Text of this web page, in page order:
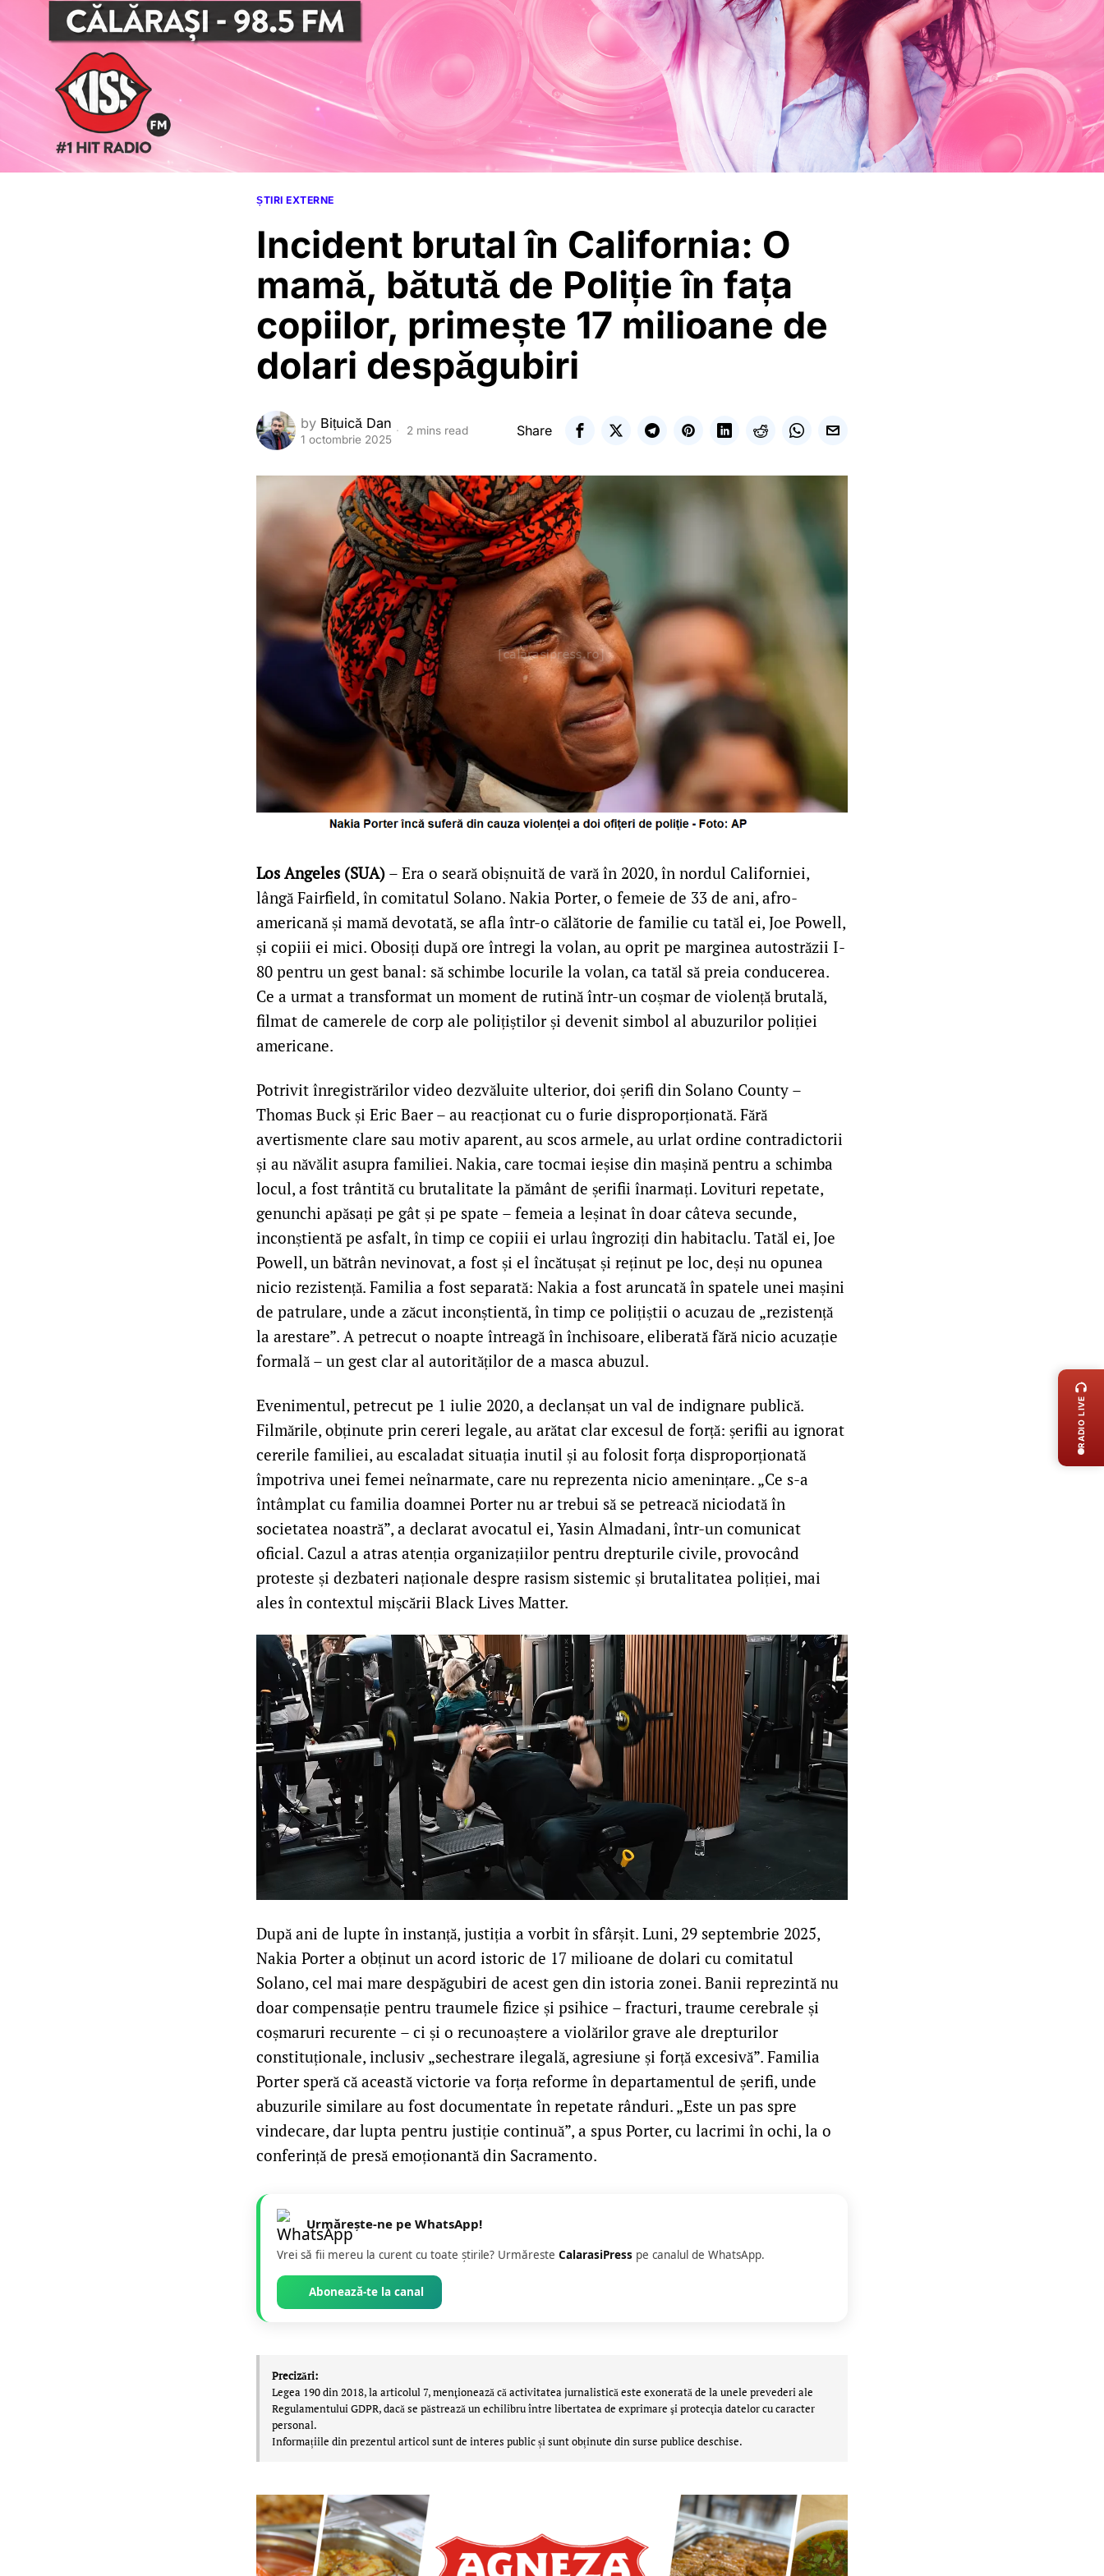
ȘTIRI EXTERNE
Incident brutal în California: O
mamă, bătută de Poliție în fața
copiilor, primește 17 milioane de
dolari despăgubiri
by Bițuică Dan
1 octombrie 2025
2 mins read Share
Los Angeles (SUA) – Era o seară obișnuită de vară în 2020, în nordul Californiei,
lângă Fairfield, în comitatul Solano. Nakia Porter, o femeie de 33 de ani, afro-
americană și mamă devotată, se afla într-o călătorie de familie cu tatăl ei, Joe Powell,
și copiii ei mici. Obosiți după ore întregi la volan, au oprit pe marginea autostrăzii I-
80 pentru un gest banal: să schimbe locurile la volan, ca tatăl să preia conducerea.
Ce a urmat a transformat un moment de rutină într-un coșmar de violență brutală,
filmat de camerele de corp ale polițiștilor și devenit simbol al abuzurilor poliției
americane.
Potrivit înregistrărilor video dezvăluite ulterior, doi șerifi din Solano County –
Thomas Buck și Eric Baer – au reacționat cu o furie disproporționată. Fără
avertismente clare sau motiv aparent, au scos armele, au urlat ordine contradictorii
și au năvălit asupra familiei. Nakia, care tocmai ieșise din mașină pentru a schimba
locul, a fost trântită cu brutalitate la pământ de șerifii înarmați. Lovituri repetate,
genunchi apăsați pe gât și pe spate – femeia a leșinat în doar câteva secunde,
inconștientă pe asfalt, în timp ce copiii ei urlau îngroziți din habitaclu. Tatăl ei, Joe
Powell, un bătrân nevinovat, a fost și el încătușat și reținut pe loc, deși nu opunea
nicio rezistență. Familia a fost separată: Nakia a fost aruncată în spatele unei mașini
de patrulare, unde a zăcut inconștientă, în timp ce polițiștii o acuzau de „rezistență
la arestare”. A petrecut o noapte întreagă în închisoare, eliberată fără nicio acuzație
formală – un gest clar al autorităților de a masca abuzul.
Evenimentul, petrecut pe 1 iulie 2020, a declanșat un val de indignare publică.
Filmările, obținute prin cereri legale, au arătat clar excesul de forță: șerifii au ignorat
cererile familiei, au escaladat situația inutil și au folosit forța disproporționată
împotriva unei femei neînarmate, care nu reprezenta nicio amenințare. „Ce s-a
întâmplat cu familia doamnei Porter nu ar trebui să se petreacă niciodată în
societatea noastră”, a declarat avocatul ei, Yasin Almadani, într-un comunicat
oficial. Cazul a atras atenția organizațiilor pentru drepturile civile, provocând
proteste și dezbateri naționale despre rasism sistemic și brutalitatea poliției, mai
ales în contextul mișcării Black Lives Matter.
După ani de lupte în instanță, justiția a vorbit în sfârșit. Luni, 29 septembrie 2025,
Nakia Porter a obținut un acord istoric de 17 milioane de dolari cu comitatul
Solano, cel mai mare despăgubiri de acest gen din istoria zonei. Banii reprezintă nu
doar compensație pentru traumele fizice și psihice – fracturi, traume cerebrale și
coșmaruri recurente – ci și o recunoaștere a violărilor grave ale drepturilor
constituționale, inclusiv „sechestrare ilegală, agresiune și forță excesivă”. Familia
Porter speră că această victorie va forța reforme în departamentul de șerifi, unde
abuzurile similare au fost documentate în repetate rânduri. „Este un pas spre
vindecare, dar lupta pentru justiție continuă”, a spus Porter, cu lacrimi în ochi, la o
conferință de presă emoționantă din Sacramento.
Urmărește-ne pe WhatsApp!
Vrei să fii mereu la curent cu toate știrile? Urmăreste CalarasiPress pe canalul de WhatsApp.
Abonează-te la canal
Precizări:
Legea 190 din 2018, la articolul 7, menţionează că activitatea jurnalistică este exonerată de la unele prevederi ale
Regulamentului GDPR, dacă se păstrează un echilibru între libertatea de exprimare şi protecţia datelor cu caracter
personal.
Informațiile din prezentul articol sunt de interes public și sunt obținute din surse publice deschise.
RADIO LIVE